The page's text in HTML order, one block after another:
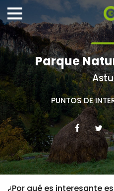
Parque
PUNTOS DE
¿Por qué es interesante